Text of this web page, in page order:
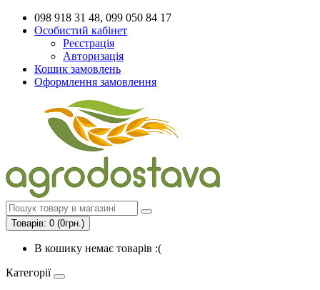
098 918 31 48, 099 050 84 17
Особистий кабінет
Реєстрація
Авторизація
Кошик замовлень
Оформлення замовлення
Товарів: 0 (0грн.)
В кошику немає товарів :(
Категорії